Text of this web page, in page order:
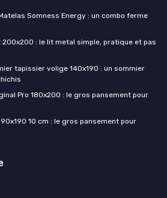
Somness Energy : un combo ferme
200x200 : le lit metal simple, pratique et pas
tapissier volige 140x190 : un sommier
Pro 180x200 : le gros pansement pour
10 cm : le gros pansement pour